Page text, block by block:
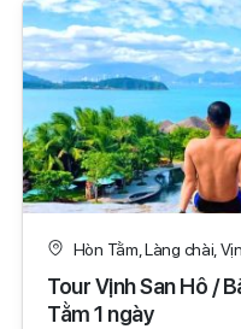
Hòn Tằm, Làng chài,
Tour Vịnh San Hô /
Tằm 1 ngày